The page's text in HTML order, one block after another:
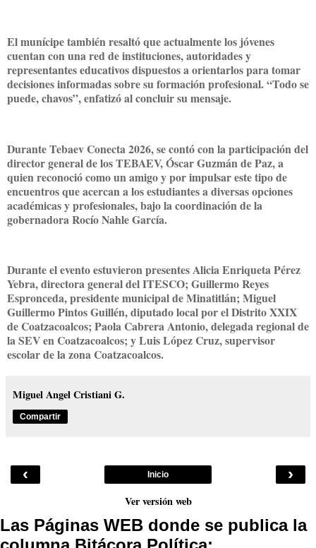
El munícipe también resaltó que actualmente los jóvenes
cuentan con una red de instituciones, autoridades y
representantes educativos dispuestos a orientarlos para tomar
decisiones informadas sobre su formación profesional. “Todo se
puede, chavos”, enfatizó al concluir su mensaje.
Durante Tebaev Conecta 2026, se contó con la participación del
director general de los TEBAEV, Óscar Guzmán de Paz, a
quien reconoció como un amigo y por impulsar este tipo de
encuentros que acercan a los estudiantes a diversas opciones
académicas y profesionales, bajo la coordinación de la
gobernadora Rocío Nahle García.
Durante el evento estuvieron presentes Alicia Enriqueta Pérez
Yebra, directora general del ITESCO; Guillermo Reyes
Espronceda, presidente municipal de Minatitlán; Miguel
Guillermo Pintos Guillén, diputado local por el Distrito XXIX
de Coatzacoalcos; Paola Cabrera Antonio, delegada regional de
la SEV en Coatzacoalcos; y Luis López Cruz, supervisor
escolar de la zona Coatzacoalcos.
Miguel Angel Cristiani G.
Compartir
‹ ›
Inicio
Ver versión web
Las Páginas WEB donde se publica la